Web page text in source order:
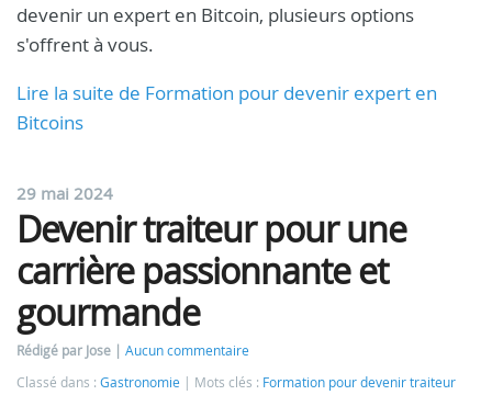
devenir un expert en Bitcoin, plusieurs options
s'offrent à vous.
Lire la suite de Formation pour devenir expert en
Bitcoins
29 mai 2024
Devenir traiteur pour une
carrière passionnante et
gourmande
Rédigé par Jose
Aucun commentaire
Classé dans : Gastronomie Mots clés : Formation pour devenir traiteur